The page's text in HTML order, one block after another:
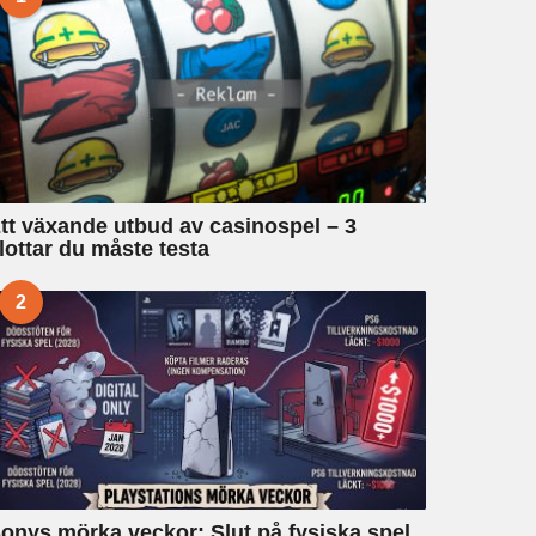
växande utbud av casinospel – 3
du måste testa
2